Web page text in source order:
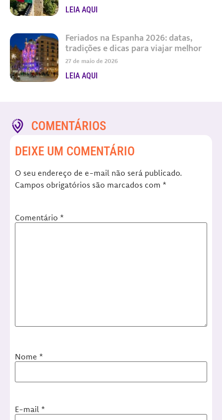
LEIA AQUI
Feriados na Espanha 2026: datas,
tradições e dicas para viajar melhor
27 de maio de 2026
LEIA AQUI
COMENTÁRIOS
DEIXE UM COMENTÁRIO
O seu endereço de e-mail não será publicado.
Campos obrigatórios são marcados com *
Comentário *
Nome *
E-mail *